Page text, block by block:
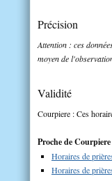
Précision
Attention : ces
moyen de
Validité
Courpiere : Ces
Proche de Courpiere
Horaires de
Horaires de